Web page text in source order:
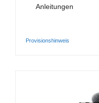
Anleitungen
Provisionshinweis